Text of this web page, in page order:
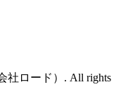
社ロード）. All rights